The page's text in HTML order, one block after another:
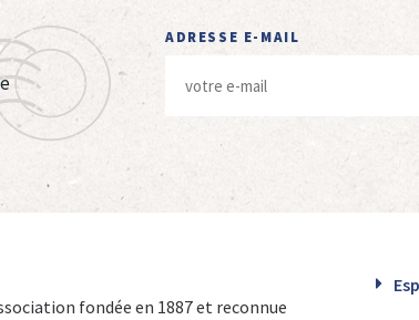
ADRESSE E-MAIL
fondée en 1887 et reconnue